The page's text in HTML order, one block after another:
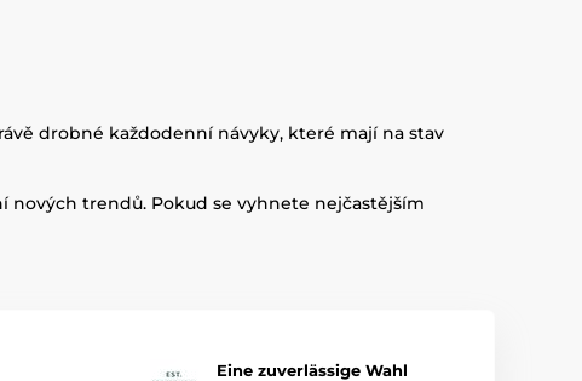
drobné každodenní návyky, které mají na stav
trendů. Pokud se vyhnete nejčastějším
Eine zuverlässige Wahl